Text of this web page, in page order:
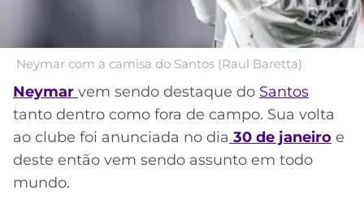
APOSTAS
CASSINOS
ONLINE
MELHORES
BOTAFOGO
VASCO
INTERNACIONAL
COPA
AMERICANA
LIGA
DOS
CAMPEÕES
Neymar com a camisa do Santos (Raul Baretta)
Neymar vem sendo destaque do Santos
tanto dentro como fora de campo. Sua volta
ao clube foi anunciada no dia 30 de janeiro e
deste então vem sendo assunto em todo
mundo.